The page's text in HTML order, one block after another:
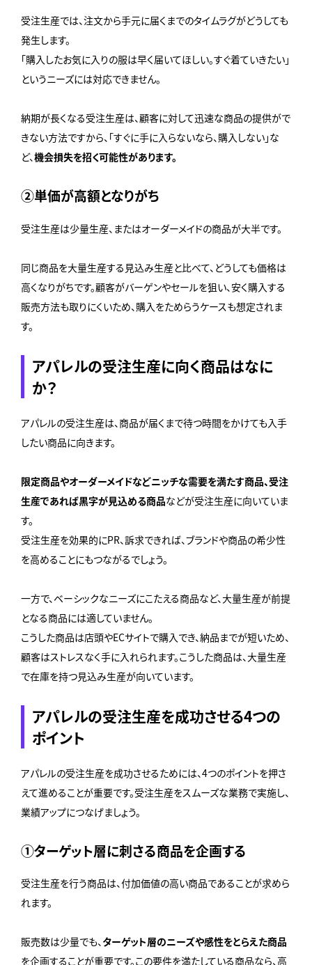
受注生産では、注文から手元に届くまでのタイムラグがどうしても
発生します。
「購入したお気に入りの服は早く届いてほしい。すぐ着ていきたい」
というニーズには対応できません。
納期が長くなる受注生産は、顧客に対して迅速な商品の提供がで
きない方法ですから、「すぐに手に入らないなら、購入しない」な
ど、機会損失を招く可能性があります。
②単価が高額となりがち
受注生産は少量生産、またはオーダーメイドの商品が大半です。
同じ商品を大量生産する見込み生産と比べて、どうしても価格は
高くなりがちです。顧客がバーゲンやセールを狙い、安く購入する
販売方法も取りにくいため、購入をためらうケースも想定されま
す。
アパレルの受注生産に向く商品はなに
か？
アパレルの受注生産は、商品が届くまで待つ時間をかけても入手
したい商品に向きます。
限定商品やオーダーメイドなどニッチな需要を満たす商品、受注
生産であれば黒字が見込める商品などが受注生産に向いていま
す。
受注生産を効果的にPR、訴求できれば、ブランドや商品の希少性
を高めることにもつながるでしょう。
一方で、ベーシックなニーズにこたえる商品など、大量生産が前提
となる商品には適していません。
こうした商品は店頭やECサイトで購入でき、納品までが短いため、
顧客はストレスなく手に入れられます。こうした商品は、大量生産
で在庫を持つ見込み生産が向いています。
アパレルの受注生産を成功させる4つの
ポイント
アパレルの受注生産を成功させるためには、4つのポイントを押さ
えて進めることが重要です。受注生産をスムーズな業務で実施し、
業績アップにつなげましょう。
①ターゲット層に刺さる商品を企画する
受注生産を行う商品は、付加価値の高い商品であることが求めら
れます。
販売数は少量でも、ターゲット層のニーズや感性をとらえた商品
を企画することが重要です。この要件を満たしている商品なら、高